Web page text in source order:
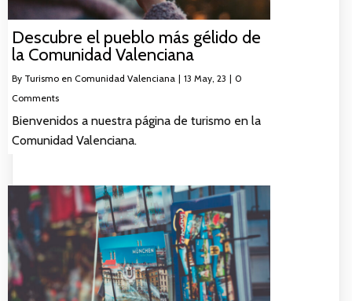
Descubre el pueblo más gélido de
la Comunidad Valenciana
By Turismo en Comunidad Valenciana | 13 May, 23 | 0
Comments
Bienvenidos a nuestra página de turismo en la
Comunidad Valenciana.